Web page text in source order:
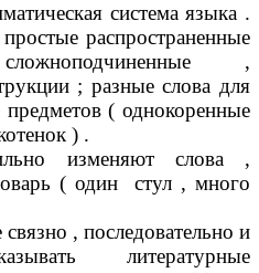
система языка .
распространенные
,
; разные слова для
( однокоренные
) .
изменяют слова ,
( один стул , много
, последовательно и
литературные